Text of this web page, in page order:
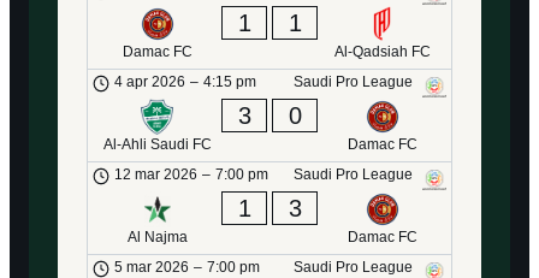
Damac FC
1 1
Al-Qadsiah FC
Saudi Pro League
4 apr 2026 – 4:15 pm
Al-Ahli Saudi FC
3 0
Damac FC
Saudi Pro League
12 mar 2026 – 7:00 pm
Al Najma
1 3
Damac FC
Saudi Pro League
5 mar 2026 – 7:00 pm